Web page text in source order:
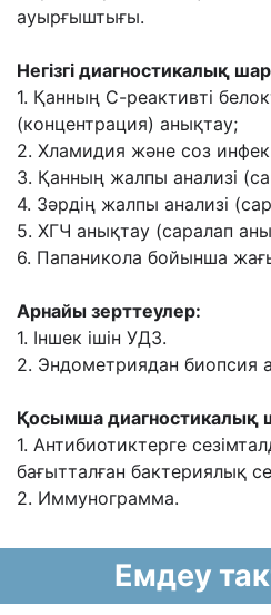
ауырғыштығы.
Негізгі диагностикалық
1. Қанның С-реактивті
(концентрация) анықтау;
2. Хламидия жəне соз
3. Қанның жалпы анализі
4. Зəрдің жалпы анализі
5. ХГЧ анықтау (саралап
6. Папаникола бойынша
Арнайы зерттеулер:
1. Іншек ішін УДЗ.
2. Эндометриядан биопсия
Қосымша диагностикалық
1. Антибиотиктерге
бағытталған бактериялық
2. Иммунограмма.
Емдеу